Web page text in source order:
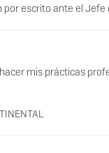
por escrito ante el
mis prácticas